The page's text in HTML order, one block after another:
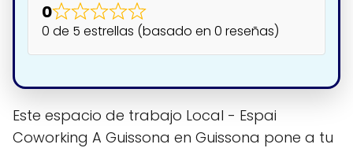
0
0 de 5 estrellas (basado en 0 reseñas)
Este espacio de trabajo Local - Espai
Coworking A Guissona en Guissona pone a tu